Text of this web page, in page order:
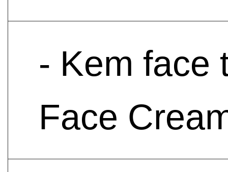
- Kem face
Face